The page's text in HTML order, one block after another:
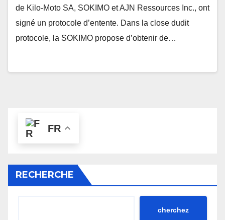
de Kilo-Moto SA, SOKIMO et AJN Ressources Inc., ont
signé un protocole d’entente. Dans la close dudit
protocole, la SOKIMO propose d’obtenir de…
FR
RECHERCHE
cherchez